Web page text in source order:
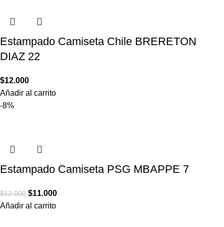
Estampado Camiseta Chile BRERETON
DIAZ 22
$12.000
Añadir al carrito
-8%
Estampado Camiseta PSG MBAPPE 7
$12.000 $11.000
Añadir al carrito